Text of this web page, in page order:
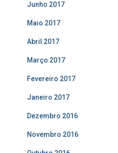
Junho 2017
Maio 2017
Abril 2017
Março 2017
Fevereiro 2017
Janeiro 2017
Dezembro 2016
Novembro 2016